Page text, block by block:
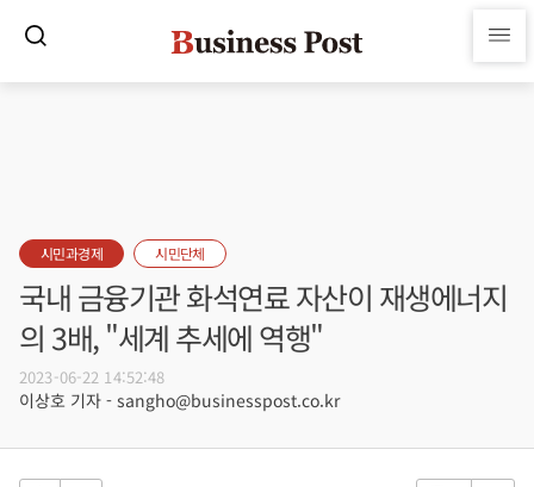
시민과경제 시민단체
국내 금융기관 화석연료 자산이 재생에너지
의 3배, "세계 추세에 역행"
2023-06-22 14:52:48
이상호 기자 - sangho@businesspost.co.kr